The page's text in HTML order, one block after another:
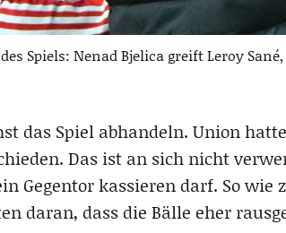
Spiels: Nenad Bjelica greift Leroy
das Spiel abhandeln. Union
Das ist an sich nicht
Gegentor kassieren darf. So wie
daran, dass die Bälle eher